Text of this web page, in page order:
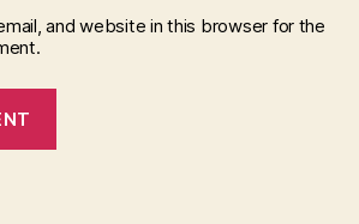
and website in this browser for the